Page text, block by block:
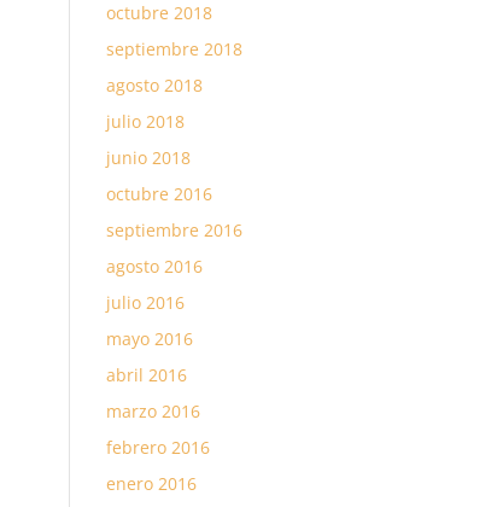
octubre 2018
septiembre 2018
agosto 2018
julio 2018
junio 2018
octubre 2016
septiembre 2016
agosto 2016
julio 2016
mayo 2016
abril 2016
marzo 2016
febrero 2016
enero 2016